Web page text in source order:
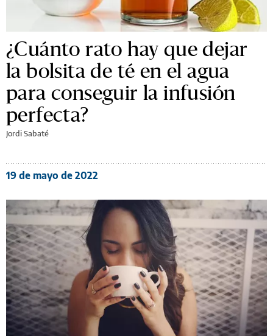
¿Cuánto rato hay que dejar
la bolsita de té en el agua
para conseguir la infusión
perfecta?
Jordi Sabaté
19 de mayo de 2022